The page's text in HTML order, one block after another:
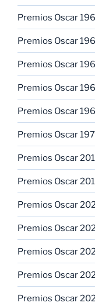
Premios Oscar
Premios Oscar
Premios Oscar
Premios Oscar
Premios Oscar
Premios Oscar
Premios Oscar
Premios Oscar
Premios Oscar
Premios Oscar
Premios Oscar
Premios Oscar
Premios Oscar